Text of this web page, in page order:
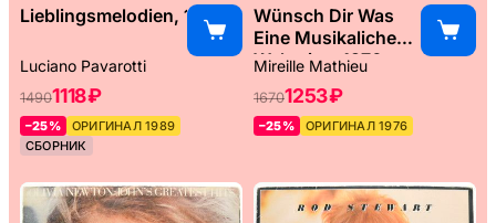
Lieblingsmelodien, 1989
Luciano Pavarotti
14901118 ₽
–25%
ОРИГИНАЛ 1989
СБОРНИК
Wünsch Dir Was
Eine Musikaliche
Weltreise, 1976
Mireille Mathieu
16701253 ₽
–25% ОРИГИНАЛ 1976